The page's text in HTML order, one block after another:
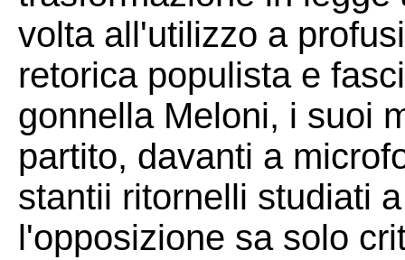
volta all'utilizzo a
retorica populista e
gonnella Meloni, i suoi
partito, davanti a
stantii ritornelli studiati
l'opposizione sa solo